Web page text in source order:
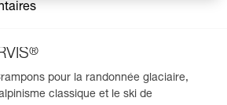
®
pour la randonnée glaciaire,
classique et le ski de